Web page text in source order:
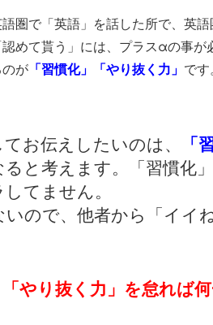
圏で「英語」を話した所で、英語
めて貰う」には、プラスαの事が
が 「習慣化」「やり抜く力」 です。
お伝えしたいのは、 「
と考えます。
「習慣化
てません。
ので、他者から「イイ
やり抜く力」を怠れば